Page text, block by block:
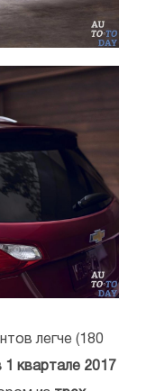
легче (180
1 квартале 2017